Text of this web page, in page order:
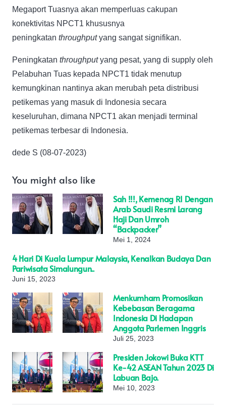
Megaport Tuasnya akan memperluas cakupan
konektivitas NPCT1 khususnya
peningkatan throughputyang sangat signifikan.
Peningkatan throughputyang pesat, yang di supply oleh
Pelabuhan Tuas kepada NPCT1 tidak menutup
kemungkinan nantinya akan merubah peta distribusi
petikemas yang masuk di Indonesia secara
keseluruhan, dimana NPCT1 akan menjadi terminal
petikemas terbesar di Indonesia.
dede S (08-07-2023)
You might also like
Sah !!!, Kemenag RI Dengan
Arab Saudi Resmi Larang
Haji Dan Umroh
“Backpacker”
Mei 1, 2024
4 Hari Di Kuala Lumpur Malaysia, Kenalkan Budaya Dan
Pariwisata Simalungun..
Juni 15, 2023
Menkumham Promosikan
Kebebasan Beragama
Indonesia Di Hadapan
Anggota Parlemen Inggris
Juli 25, 2023
Presiden Jokowi Buka KTT
Ke-42 ASEAN Tahun 2023 Di
Labuan Bajo.
Mei 10, 2023